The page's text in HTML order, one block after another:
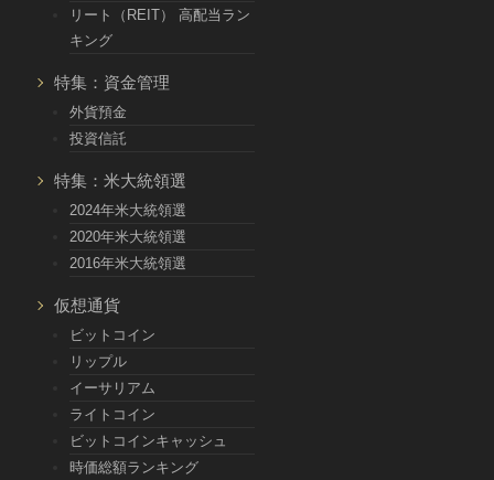
リート（REIT） 高配当ラン
キング
特集：資金管理
外貨預金
投資信託
特集：米大統領選
2024年米大統領選
2020年米大統領選
2016年米大統領選
仮想通貨
ビットコイン
リップル
イーサリアム
ライトコイン
ビットコインキャッシュ
時価総額ランキング